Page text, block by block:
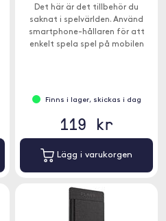
Det här är det tillbehör du
saknat i spelvärlden. Använd
smartphone-hållaren för att
enkelt spela spel på mobilen
Finns i lager, skickas i dag
119 kr
Lägg i varukorgen